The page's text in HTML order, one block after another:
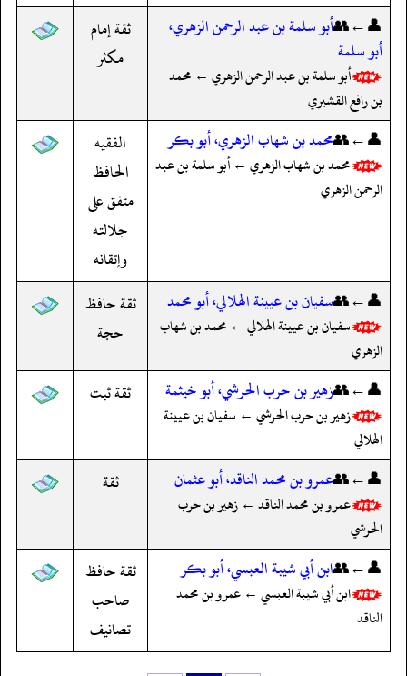
👤←👥أبو سلمة بن عبد الرحمن الزهري،
أبو سلمة
أبو سلمة بن عبد الرحمن الزهري ← محمد
بن رافع القشيري
ثقة إمام
مكثر
👤←👥محمد بن شهاب الزهري، أبو بكر
محمد بن شهاب الزهري ← أبو سلمة بن عبد
الرحمن الزهري
الفقيه
الحافظ
متفق على
جلالته
وإتقانه
👤←👥سفيان بن عيينة الهلالي، أبو محمد
سفيان بن عيينة الهلالي ← محمد بن شهاب
الزهري
ثقة حافظ
حجة
👤←👥زهير بن حرب الحرشي، أبو خيثمة
زهير بن حرب الحرشي ← سفيان بن عيينة
الهلالي
ثقة ثبت
👤←👥عمرو بن محمد الناقد، أبو عثمان
عمرو بن محمد الناقد ← زهير بن حرب
الحرشي
ثقة
👤←👥ابن أبي شيبة العبسي، أبو بكر
ابن أبي شيبة العبسي ← عمرو بن محمد
الناقد
ثقة حافظ
صاحب
تصانيف